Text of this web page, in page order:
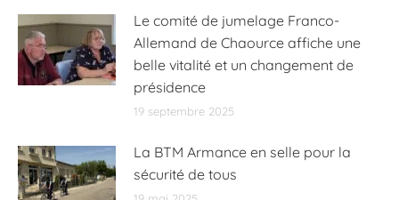
Le comité de jumelage Franco-
Allemand de Chaource affiche une
belle vitalité et un changement de
présidence
19 septembre 2025
La BTM Armance en selle pour la
sécurité de tous